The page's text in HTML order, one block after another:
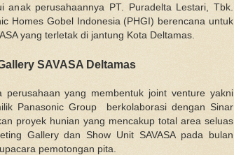
anak perusahaannya PT. Puradelta Lestari, Tbk.
Homes Gobel Indonesia (PHGI) berencana untuk
yang terletak di jantung Kota Deltamas.
SAVASA Deltamas
perusahaan yang membentuk joint venture yakni
Panasonic Group berkolaborasi dengan Sinar
proyek hunian yang mencakup total area seluas
Gallery dan Show Unit SAVASA pada bulan
pemotongan pita.